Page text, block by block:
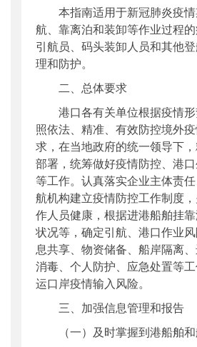
本指南适用于新冠肺炎疫
航、靠离泊和装卸等作业过程
引航员、码头装卸人员和其他
理和防护。
二、总体要求
港口各有关单位根据疫情
照依法、精准、有效防控境外
求，在当地政府的统一领导下
部署，统筹做好疫情防控、港
等工作。认真落实企业主体责
航机构建立疫情防控工作制度
作人员健康，根据进港船舶挂
状况等，确定引航、港口作业
息共享、物资储备、船岸隔离
消毒、个人防护、应急处置等
运口岸疫情输入风险。
三、加强信息管理和报告
（一）及时掌握到港船舶和